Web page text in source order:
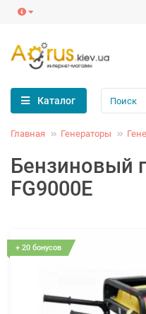
Каталог
Главная Генераторы
Бензиновый
FG9000E
+ 20 бонусов